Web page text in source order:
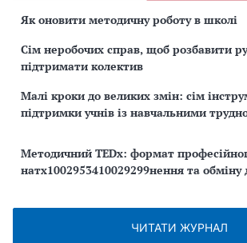
Як оновити методичну роботу в школі
Сім неробочих справ, щоб розбавити
підтримати колектив
Малі кроки до великих змін: сім
підтримки учнів із навчальними
Методичний TEDx: формат
натх1002953410029299нення та обміну
ЧИТАТИ ЖУРНАЛ